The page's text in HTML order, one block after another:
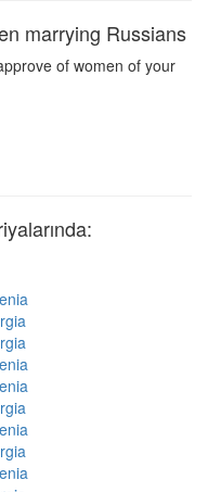
marrying Russians
of women of your